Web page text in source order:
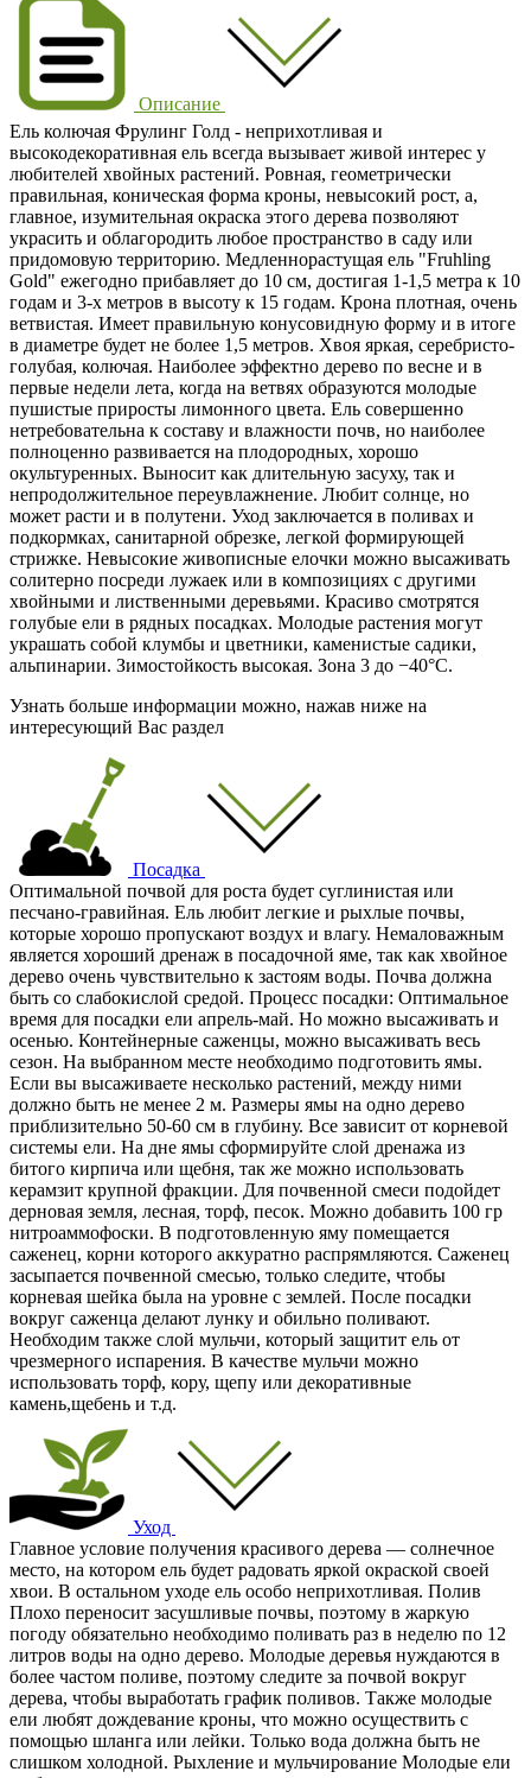
Описание
Ель колючая Фрулинг Голд - неприхотливая и
высокодекоративная ель всегда вызывает живой интерес у
любителей хвойных растений. Ровная, геометрически
правильная, коническая форма кроны, невысокий рост, а,
главное, изумительная окраска этого дерева позволяют
украсить и облагородить любое пространство в саду или
придомовую территорию. Медленнорастущая ель "Fruhling
Gold" ежегодно прибавляет до 10 см, достигая 1-1,5 метра к 10
годам и 3-х метров в высоту к 15 годам. Крона плотная, очень
ветвистая. Имеет правильную конусовидную форму и в итоге
в диаметре будет не более 1,5 метров. Хвоя яркая, серебристо-
голубая, колючая. Наиболее эффектно дерево по весне и в
первые недели лета, когда на ветвях образуются молодые
пушистые приросты лимонного цвета. Ель совершенно
нетребовательна к составу и влажности почв, но наиболее
полноценно развивается на плодородных, хорошо
окультуренных. Выносит как длительную засуху, так и
непродолжительное переувлажнение. Любит солнце, но
может расти и в полутени. Уход заключается в поливах и
подкормках, санитарной обрезке, легкой формирующей
стрижке. Невысокие живописные елочки можно высаживать
солитерно посреди лужаек или в композициях с другими
хвойными и лиственными деревьями. Красиво смотрятся
голубые ели в рядных посадках. Молодые растения могут
украшать собой клумбы и цветники, каменистые садики,
альпинарии. Зимостойкость высокая. Зона 3 до −40°C.
Узнать больше информации можно, нажав ниже на
интересующий Вас раздел
Посадка
Оптимальной почвой для роста будет суглинистая или
песчано-гравийная. Ель любит легкие и рыхлые почвы,
которые хорошо пропускают воздух и влагу. Немаловажным
является хороший дренаж в посадочной яме, так как хвойное
дерево очень чувствительно к застоям воды. Почва должна
быть со слабокислой средой. Процесс посадки: Оптимальное
время для посадки ели апрель-май. Но можно высаживать и
осенью. Контейнерные саженцы, можно высаживать весь
сезон. На выбранном месте необходимо подготовить ямы.
Если вы высаживаете несколько растений, между ними
должно быть не менее 2 м. Размеры ямы на одно дерево
приблизительно 50-60 см в глубину. Все зависит от корневой
системы ели. На дне ямы сформируйте слой дренажа из
битого кирпича или щебня, так же можно использовать
керамзит крупной фракции. Для почвенной смеси подойдет
дерновая земля, лесная, торф, песок. Можно добавить 100 гр
нитроаммофоски. В подготовленную яму помещается
саженец, корни которого аккуратно распрямляются. Саженец
засыпается почвенной смесью, только следите, чтобы
корневая шейка была на уровне с землей. После посадки
вокруг саженца делают лунку и обильно поливают.
Необходим также слой мульчи, который защитит ель от
чрезмерного испарения. В качестве мульчи можно
использовать торф, кору, щепу или декоративные
камень,щебень и т.д.
Уход
Главное условие получения красивого дерева — солнечное
место, на котором ель будет радовать яркой окраской своей
хвои. В остальном уходе ель особо неприхотливая. Полив
Плохо переносит засушливые почвы, поэтому в жаркую
погоду обязательно необходимо поливать раз в неделю по 12
литров воды на одно дерево. Молодые деревья нуждаются в
более частом поливе, поэтому следите за почвой вокруг
дерева, чтобы выработать график поливов. Также молодые
ели любят дождевание кроны, что можно осуществить с
помощью шланга или лейки. Только вода должна быть не
слишком холодной. Рыхление и мульчирование Молодые ели